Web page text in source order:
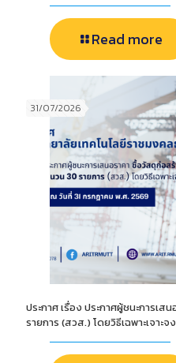
Read more
31/07/2026
ประกาศ เรื่อง ประกาศผู้ชนะการเ
รายการ (สวส.) โดยวิธีเฉพาะเจาะจง